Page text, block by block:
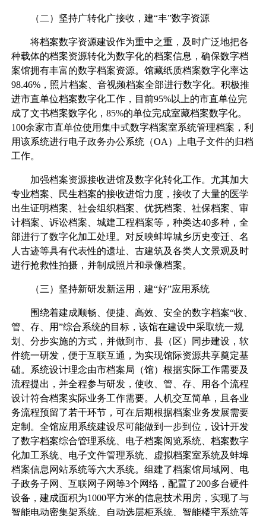
（二）坚持广转化广接收，建“丰”数字资源
将档案数字资源建设作为重中之重，及时广泛地把各
种载体的档案资源转化为数字化的档案信息，确保数字档
案馆拥有丰富的数字档案资源。馆藏纸质档案数字化率达
98.46%，照片档案、音视频档案全部进行数字化。积极推
进市直单位档案数字化工作，目前95%以上的市直单位完
成了文书档案数字化，85%的单位完成室藏档案数字化。
100余家市直单位使用集中式数字档案室系统管理档案，利
用该系统进行电子政务办公系统（OA）上电子文件的归档
工作。
加强档案资源接收进馆及数字化转化工作。尤其加大
专业档案、民生档案的接收进馆力度，接收了大量的医学
出生证明档案、社会组织档案、优抚档案、社保档案、审
计档案、诉讼档案、城建工程档案等，种类达40多种，全
部进行了数字化加工处理。对反映蚌埠城乡历史变迁、名
人古迹等具有代表性的遗址、古建筑及各类人文景观及时
进行抢救性拍摄，并制成照片和录像档案。
（三）坚持新研发新运用，建“好”应用系统
围绕着建成顺畅、便捷、高效、安全的数字档案“收、
管、存、用”综合系统的目标，该馆在建设中采取统一规
划、分步实施的方式，并做到市、县（区）同步建设，软
件统一研发，便于互联互通，为实现馆际资源共享奠定基
础。系统设计理念由市档案局（馆）根据实际工作需要及
流程提出，并全程参与研发，使收、管、存、用各个流程
设计符合档案实际业务工作需要。人机交互简单，且各业
务流程预留了若干环节，可在后期根据档案业务发展需要
定制。全馆应用系统建设尽可能做到一步到位，设计开发
了数字档案综合管理系统、电子档案阅览系统、档案数字
化加工系统、电子文件管理系统、虚拟档案室系统及蚌埠
档案信息网站系统等六大系统。组建了档案馆局域网、电
子政务子网、互联网子网等3个网络，配置了200多台硬件
设备，建成面积为1000平方米的信息技术用房，实现了与
智能电动密集架系统、自动选层柜系统、智能楼宇系统等